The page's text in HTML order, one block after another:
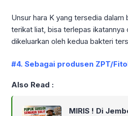
Unsur hara K yang tersedia dalam
terikat liat, bisa terlepas ikatannya
dikeluarkan oleh kedua bakteri
#4. Sebagai produsen ZPT/
Also Read :
MIRIS ! Di